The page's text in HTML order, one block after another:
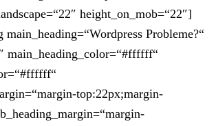
height_on_mob=“22″]
main_heading=“Wordpress Probleme?“
main_heading_color=“#ffffff“
top:22px;margin-